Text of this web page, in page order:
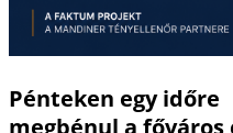
Pénteken egy időre